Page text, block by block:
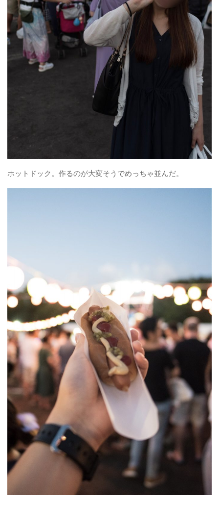
ホットドック。作るのが大変そうでめっちゃ並んだ。